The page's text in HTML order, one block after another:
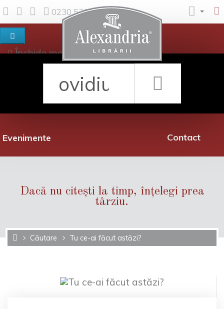
0230 530 342
Închide meniul
Evenimente
Rețea librării
Contact
Dacă nu citești la timp, înțelegi prea
târziu.
Căutare Tu ce-ai făcut astăzi?